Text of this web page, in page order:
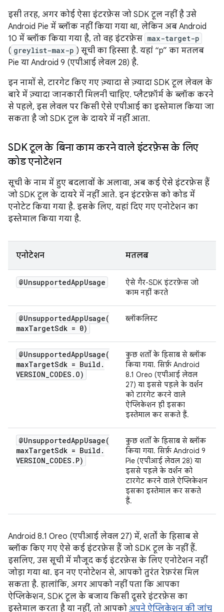
इसी तरह, अगर कोई ऐसा इंटरफ़ेस जो SDK टूल नहीं है उसे
Android Pie में ब्लॉक नहीं किया गया था, लेकिन अब Android
10 में ब्लॉक किया गया है, तो वह इंटरफ़ेस max-target-p
( greylist-max-p ) सूची का हिस्सा है. यहां “p” का मतलब
Pie या Android 9 (एपीआई लेवल 28) है.
इन नामों से, टारगेट किए गए ज़्यादा से ज़्यादा SDK टूल लेवल के
बारे में ज़्यादा जानकारी मिलनी चाहिए. प्लैटफ़ॉर्म के ब्लॉक करने
से पहले, इस लेवल पर किसी ऐसे एपीआई का इस्तेमाल किया जा
सकता है जो SDK टूल के दायरे में नहीं आता.
SDK टूल के बिना काम करने वाले इंटरफ़ेस के लिए
कोड एनोटेशन
सूची के नाम में हुए बदलावों के अलावा, अब कई ऐसे इंटरफ़ेस हैं
जो SDK टूल के दायरे में नहीं आते. इन इंटरफ़ेस को कोड में
एनोटेट किया गया है. इसके लिए, यहां दिए गए एनोटेशन का
इस्तेमाल किया गया है.
एनोटेशन मतलब
@UnsupportedAppUsage
ऐसे गैर-SDK इंटरफ़ेस जो
काम नहीं करते
@UnsupportedAppUsage(
maxTargetSdk = 0)
ब्लॉकलिस्ट
@UnsupportedAppUsage(
maxTargetSdk = Build .
VERSION_CODES . O)
कुछ शर्तों के हिसाब से ब्लॉक
किया गया. सिर्फ़ Android
8.1 Oreo (एपीआई लेवल
27) या इससे पहले के वर्शन
को टारगेट करने वाले
ऐप्लिकेशन ही इसका
इस्तेमाल कर सकते हैं.
@UnsupportedAppUsage(
maxTargetSdk = Build .
VERSION_CODES . P)
कुछ शर्तों के हिसाब से ब्लॉक
किया गया. सिर्फ़ Android 9
Pie (एपीआई लेवल 28) या
इससे पहले के वर्शन को
टारगेट करने वाले ऐप्लिकेशन
इसका इस्तेमाल कर सकते
हैं.
Android 8.1 Oreo (एपीआई लेवल 27) में, शर्तों के हिसाब से
ब्लॉक किए गए ऐसे कई इंटरफ़ेस हैं जो SDK टूल के नहीं हैं.
इसलिए, उस सूची में मौजूद कई इंटरफ़ेस के लिए एनोटेशन नहीं
जोड़ा गया था. इन नए एनोटेशन से, आपको तुरंत रेफ़रंस मिल
सकता है. हालांकि, अगर आपको नहीं पता कि आपका
ऐप्लिकेशन, SDK टूल के बजाय किसी दूसरे इंटरफ़ेस का
इस्तेमाल करता है या नहीं, तो आपको अपने ऐप्लिकेशन की जांच